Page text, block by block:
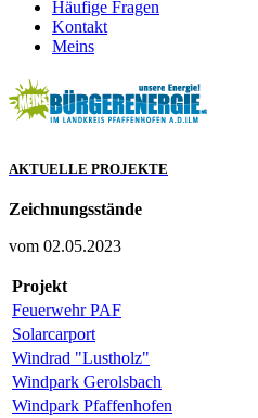
Häufige Fragen
Kontakt
Meins
AKTUELLE PROJEKTE
Zeichnungsstände
vom 02.05.2023
Projekt
Feuerwehr PAF
Solarcarport
Windrad "Lustholz"
Windpark Gerolsbach
Windpark Pfaffenhofen